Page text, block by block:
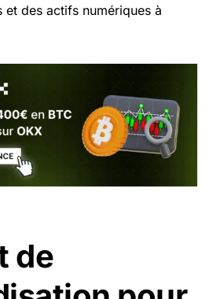
des actifs numériques à
de